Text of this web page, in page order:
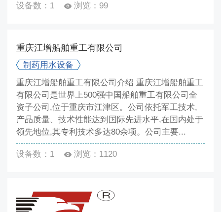
设备数：1 浏览：99
重庆江增船舶重工有限公司
制药用水设备
重庆江增船舶重工有限公司介绍 重庆江增船舶重工
有限公司是世界上500强中国船舶重工有限公司全
资子公司,位于重庆市江津区。公司依托军工技术,
产品质量、技术性能达到国际先进水平,在国内处于
领先地位,其专利技术多达80余项。公司主要...
设备数：1 浏览：1120